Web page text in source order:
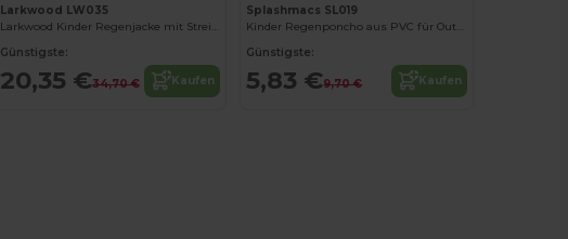
Larkwood LW035
Larkwood Kinder Regenjacke mit Streifenfutter
Günstigste:
20,35 €34,70 € Kaufen
Splashmacs SL019
Kinder Regenponcho aus PVC für Outdoor-Abenteuer
Günstigste:
5,83 €9,70 € Kaufen